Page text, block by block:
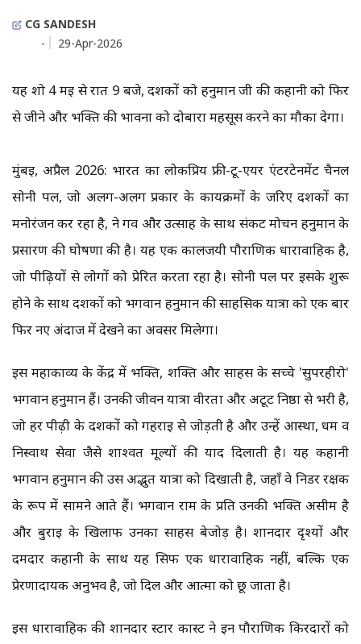
CG SANDESH
-
29-Apr-2026
यह शो 4 मई से रात 9 बजे, दर्शकों को हनुमान जी की कहानी को फिर
से जीने और भक्ति की भावना को दोबारा महसूस करने का मौका देगा।
मुंबई, अप्रैल 2026: भारत का लोकप्रिय फ्री-टू-एयर एंटरटेनमेंट चैनल
सोनी पल, जो अलग-अलग प्रकार के कार्यक्रमों के जरिए दर्शकों का
मनोरंजन कर रहा है, ने गर्व और उत्साह के साथ संकट मोचन हनुमान के
प्रसारण की घोषणा की है। यह एक कालजयी पौराणिक धारावाहिक है,
जो पीढ़ियों से लोगों को प्रेरित करता रहा है। सोनी पल पर इसके शुरू
होने के साथ दर्शकों को भगवान हनुमान की साहसिक यात्रा को एक बार
फिर नए अंदाज में देखने का अवसर मिलेगा।
इस महाकाव्य के केंद्र में भक्ति, शक्ति और साहस के सच्चे 'सुपरहीरो'
भगवान हनुमान हैं। उनकी जीवन यात्रा वीरता और अटूट निष्ठा से भरी है,
जो हर पीढ़ी के दर्शकों को गहराई से जोड़ती है और उन्हें आस्था, धर्म व
निस्वार्थ सेवा जैसे शाश्वत मूल्यों की याद दिलाती है। यह कहानी
भगवान हनुमान की उस अद्भुत यात्रा को दिखाती है, जहाँ वे निडर रक्षक
के रूप में सामने आते हैं। भगवान राम के प्रति उनकी भक्ति असीम है
और बुराई के खिलाफ उनका साहस बेजोड़ है। शानदार दृश्यों और
दमदार कहानी के साथ यह सिर्फ एक धारावाहिक नहीं, बल्कि एक
प्रेरणादायक अनुभव है, जो दिल और आत्मा को छू जाता है।
इस धारावाहिक की शानदार स्टार कास्ट ने इन पौराणिक किरदारों को